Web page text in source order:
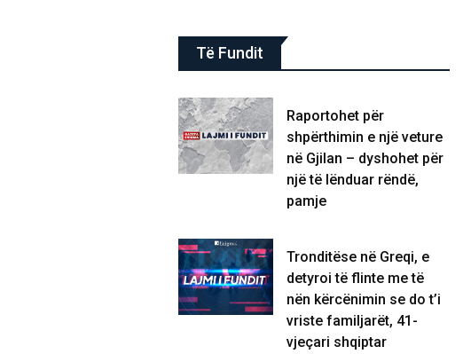
Të Fundit
Raportohet për
shpërthimin e një veture
në Gjilan – dyshohet për
një të lënduar rëndë,
pamje
Tronditëse në Greqi, e
detyroi të flinte me të
nën kërcënimin se do t’i
vriste familjarët, 41-
vjeçari shqiptar